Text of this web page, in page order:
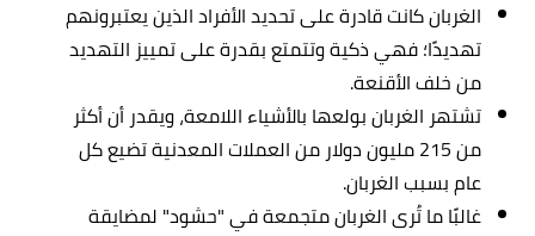
الغربان كانت قادرة على تحديد الأفراد الذين يعتبرونهم
تهديدًا؛ فهي ذكية وتتمتع بقدرة على تمييز التهديد
من خلف الأقنعة.
تشتهر الغربان بولعها بالأشياء اللامعة، ويقدر أن أكثر
من 215 مليون دولار من العملات المعدنية تضيع كل
عام بسبب الغربان.
غالبًا ما تُرى الغربان متجمعة في "حشود" لمضايقة